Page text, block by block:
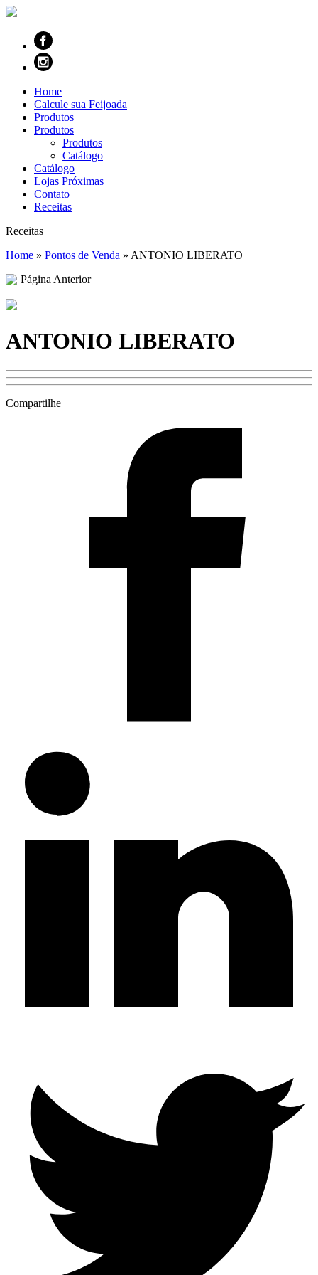
Home
Calcule sua Feijoada
Produtos
Produtos
Produtos
Catálogo
Catálogo
Lojas Próximas
Contato
Receitas
Receitas
Home » Pontos de Venda » ANTONIO LIBERATO
Página Anterior
ANTONIO LIBERATO
Compartilhe